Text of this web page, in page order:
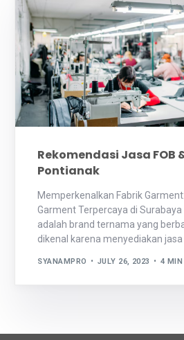
Rekomendasi Jasa FOB
Pontianak
Memperkenalkan Fabrik
Garment Terpercaya di
adalah brand ternama yang
dikenal karena menyediakan jasa
SYANAMPRO JULY 26, 2023 4 MIN